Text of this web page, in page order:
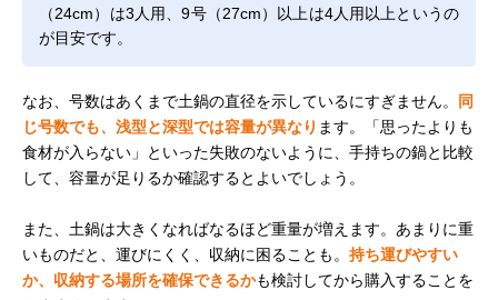
（24cm）は3人用、9号（27cm）以上は4人用以上というの
が目安です。
なお、号数はあくまで土鍋の直径を示しているにすぎません。
同
じ号数でも、浅型と深型では容量が異なり ます。「思ったよりも
食材が入らない」といった失敗のないように、手持ちの鍋と比較
して、容量が足りるか確認するとよいでしょう。
また、土鍋は大きくなればなるほど重量が増えます。あまりに重
いものだと、運びにくく、収納に困ることも。 持ち運びやすい
か、収納する場所を確保できるかも検討してから購入することを